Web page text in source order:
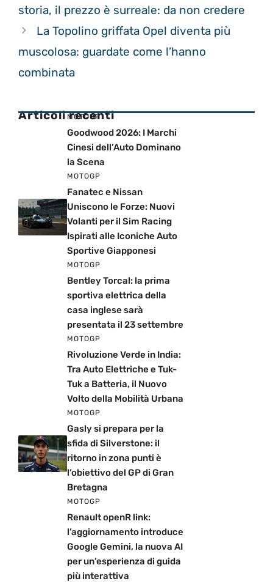
storia, il prezzo è surreale: da non credere
La Topolino griffata Opel diventa più
muscolosa: guardate come l’hanno
combinata
Articoli recenti
MOTOGP
Goodwood 2026: I Marchi
Cinesi dell’Auto Dominano
la Scena
MOTOGP
Fanatec e Nissan
Uniscono le Forze: Nuovi
Volanti per il Sim Racing
Ispirati alle Iconiche Auto
Sportive Giapponesi
MOTOGP
Bentley Torcal: la prima
sportiva elettrica della
casa inglese sarà
presentata il 23 settembre
MOTOGP
Rivoluzione Verde in India:
Tra Auto Elettriche e Tuk-
Tuk a Batteria, il Nuovo
Volto della Mobilità Urbana
MOTOGP
Gasly si prepara per la
sfida di Silverstone: il
ritorno in zona punti è
l’obiettivo del GP di Gran
Bretagna
MOTOGP
Renault openR link:
l’aggiornamento introduce
Google Gemini, la nuova AI
per un’esperienza di guida
più interattiva